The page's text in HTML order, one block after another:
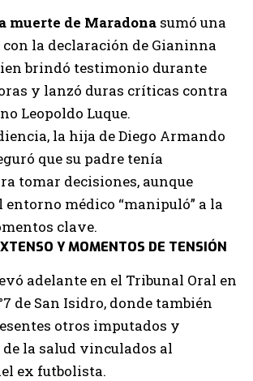
muerte de Maradona sumó una
la declaración de Gianinna
brindó testimonio durante
y lanzó duras críticas contra
Leopoldo Luque.
la hija de Diego Armando
que su padre tenía
tomar decisiones, aunque
entorno médico “manipuló” a la
clave.
Y MOMENTOS DE TENSIÓN
adelante en el Tribunal Oral en
de San Isidro, donde también
otros imputados y
la salud vinculados al
ex futbolista.